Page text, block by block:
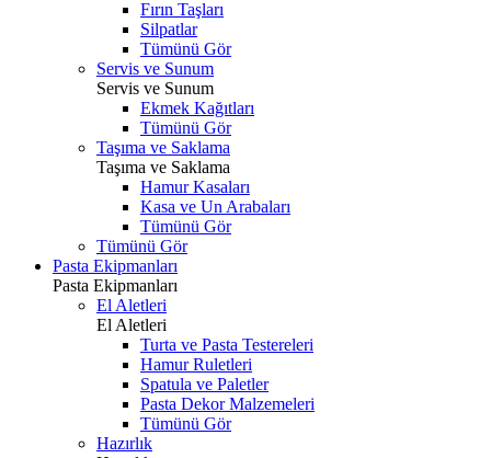
Fırın Taşları
Silpatlar
Tümünü Gör
Servis ve Sunum
Servis ve Sunum
Ekmek Kağıtları
Tümünü Gör
Taşıma ve Saklama
Taşıma ve Saklama
Hamur Kasaları
Kasa ve Un Arabaları
Tümünü Gör
Tümünü Gör
Pasta Ekipmanları
Pasta Ekipmanları
El Aletleri
El Aletleri
Turta ve Pasta Testereleri
Hamur Ruletleri
Spatula ve Paletler
Pasta Dekor Malzemeleri
Tümünü Gör
Hazırlık